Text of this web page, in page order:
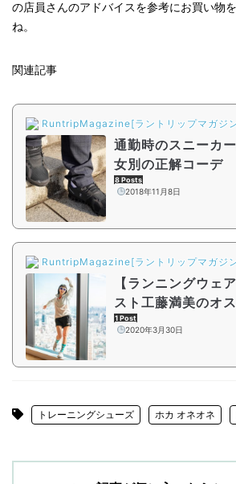
の店員さんのアドバイスを参考にお買い物
ね。
関連記事
RuntripMagazine[ラントリップマガジ
通勤時のスニーカ
女別の正解コーデ
8 Posts
2018年11月8日
RuntripMagazine[ラントリップマガジ
【ランニングウェ
スト工藤満美のオ
ネオネ」コーデ
1 Post
2020年3月30日
トレーニングシューズ ホカ オネオネ